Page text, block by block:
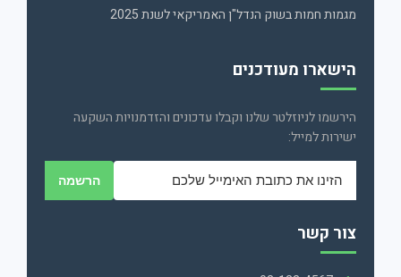
מגמות חמות בשוק הנדל"ן האמריקאי לשנת 2025
הישארו מעודכנים
הירשמו לניוזלטר שלנו וקבלו עדכונים והזדמנויות השקעה
ישירות למייל:
הרשמה
צור קשר